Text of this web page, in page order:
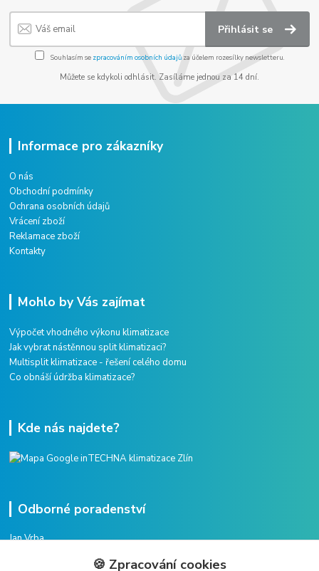
Přihlásit se
Souhlasím se zpracováním osobních údajůza účelem rozesílky newsletteru.
Můžete se kdykoli odhlásit. Zasíláme jednou za 14 dní.
Informace pro zákazníky
O nás
Obchodní podmínky
Ochrana osobních údajů
Vrácení zboží
Reklamace zboží
Kontakty
Mohlo by Vás zajímat
Výpočet vhodného výkonu klimatizace
Jak vybrat nástěnnou split klimatizaci?
Multisplit klimatizace - řešení celého domu
Co obnáší údržba klimatizace?
Kde nás najdete?
Odborné poradenství
Jan Vrba
🍪 Zpracování cookies